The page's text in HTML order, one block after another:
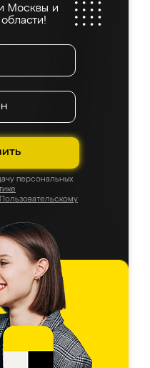
Москвы и
персональных
Пользовательскому